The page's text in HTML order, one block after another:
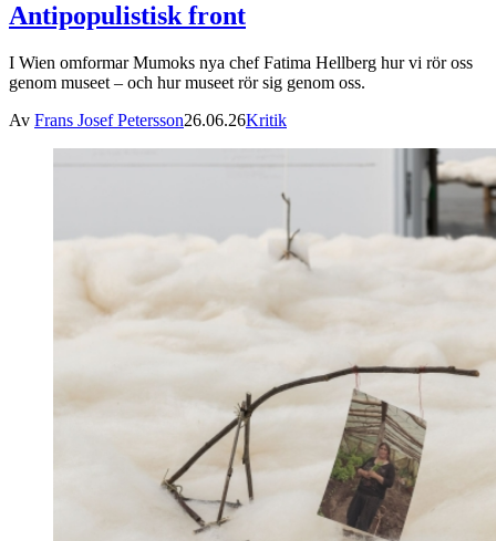
Antipopulistisk front
I Wien omformar Mumoks nya chef Fatima Hellberg hur vi rör oss
genom museet – och hur museet rör sig genom oss.
Av Frans Josef Petersson26.06.26Kritik